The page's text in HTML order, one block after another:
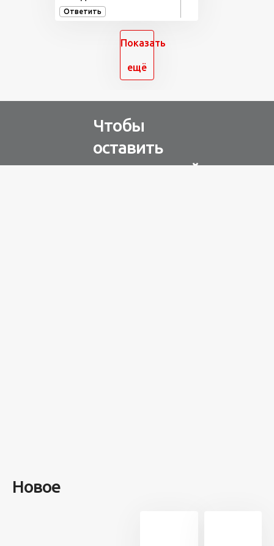
Ответить
Показать
ещё
Чтобы
оставить
комментарий
Новое
5 минут